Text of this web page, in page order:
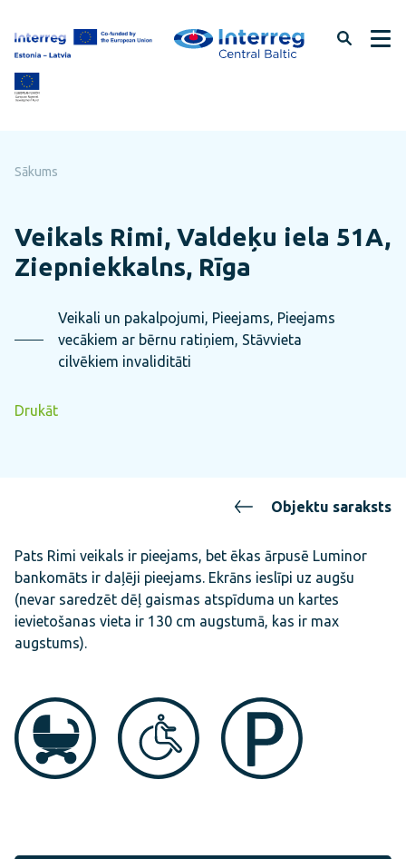
uz
lapas
saturu
Sākums
Veikals Rimi, Valdeķu iela 51A,
Ziepniekkalns, Rīga
Veikali un pakalpojumi, Pieejams, Pieejams
vecākiem ar bērnu ratiņiem, Stāvvieta
cilvēkiem invaliditāti
Drukāt
Objektu saraksts
Pats Rimi veikals ir pieejams, bet ēkas ārpusē Luminor
bankomāts ir daļēji pieejams. Ekrāns ieslīpi uz augšu
(nevar saredzēt dēļ gaismas atspīduma un kartes
ievietošanas vieta ir 130 cm augstumā, kas ir max
augstums).